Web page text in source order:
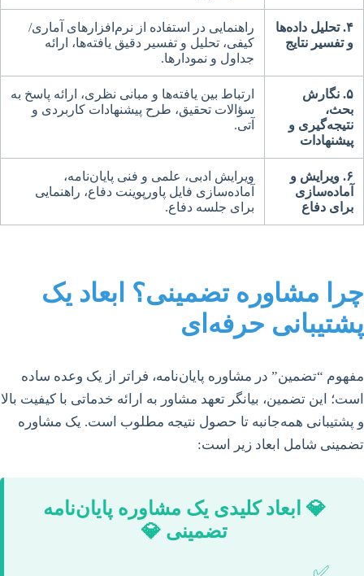
۴. تحلیل داده‌ها
و تفسیر نتایج
راهنمایی در استفاده از نرم‌افزارهای آماری/
کیفی، تحلیل و تفسیر دقیق یافته‌ها، ارائه
جداول و نمودارها.
۵. نگارش
بحث،
نتیجه‌گیری و
پیشنهادات
ارتباط بین یافته‌ها و مبانی نظری، ارائه پاسخ به
سؤالات تحقیق، طرح پیشنهادات کاربردی و
آتی.
۶. ویرایش و
آماده‌سازی
برای دفاع
ویرایش ادبی، علمی و فنی پایان‌نامه،
آماده‌سازی فایل پاورپوینت دفاع، راهنمایی
برای جلسه دفاع.
چرا مشاوره تضمینی؟ ابعاد یک
پشتیبانی حرفه‌ای
مفهوم “تضمین” در مشاوره پایان‌نامه، فراتر از یک وعده ساده
است؛ این تضمین، بیانگر تعهد مشاور به ارائه خدماتی با کیفیت بالا
و پشتیبانی همه‌جانبه تا حصول نتیجه مطلوب است. یک مشاوره
تضمینی شامل ابعاد زیر است:
💎 ابعاد کلیدی یک مشاوره پایان‌نامه
تضمینی 💎